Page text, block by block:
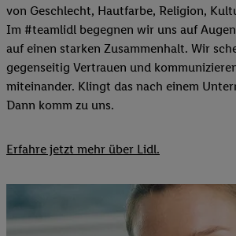
von Geschlecht, Hautfarbe, Religion,
Im #teamlidl begegnen wir uns auf
auf einen starken Zusammenhalt. Wir
gegenseitig Vertrauen und
miteinander. Klingt das nach einem
Dann komm zu uns.​
Erfahre jetzt mehr über Lidl.